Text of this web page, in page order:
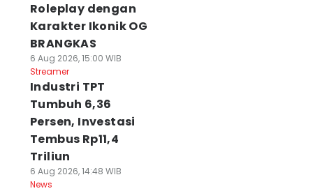
Roleplay dengan
Karakter Ikonik OG
BRANGKAS
6 Aug 2026, 15:00 WIB
Streamer
Industri TPT
Tumbuh 6,36
Persen, Investasi
Tembus Rp11,4
Triliun
6 Aug 2026, 14:48 WIB
News